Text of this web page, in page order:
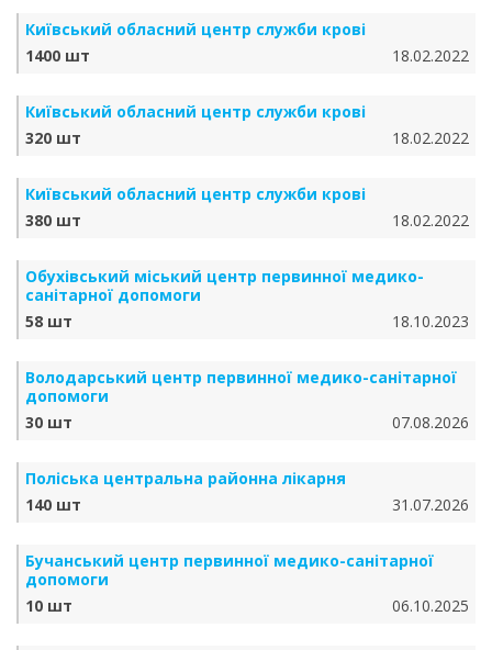
Київський обласний центр служби крові
1400 шт
18.02.2022
Київський обласний центр служби крові
320 шт
18.02.2022
Київський обласний центр служби крові
380 шт
18.02.2022
Обухівський міський центр первинної медико-
санітарної допомоги
58 шт
18.10.2023
Володарський центр первинної медико-санітарної
допомоги
30 шт
07.08.2026
Поліська центральна районна лікарня
140 шт
31.07.2026
Бучанський центр первинної медико-санітарної
допомоги
10 шт
06.10.2025